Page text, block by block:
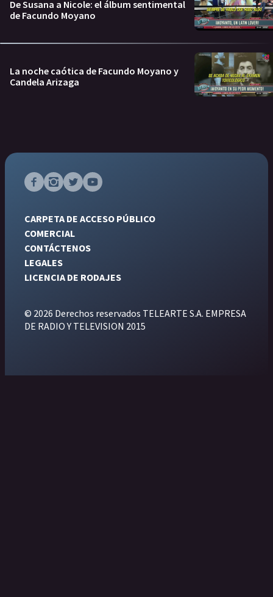
De Susana a Nicole: el álbum sentimental
de Facundo Moyano
La noche caótica de Facundo Moyano y
Candela Arizaga
CARPETA DE ACCESO PÚBLICO
COMERCIAL
CONTÁCTENOS
LEGALES
LICENCIA DE RODAJES
© 2026 Derechos reservados TELEARTE S.A. EMPRESA
DE RADIO Y TELEVISION 2015